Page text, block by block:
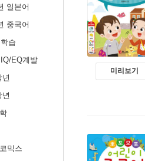
일본어
중국어
습
EQ계발
년
년
믹스
미리보기